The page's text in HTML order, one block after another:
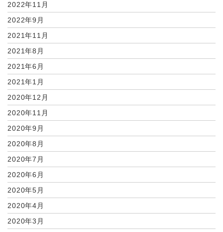
2022年11月
2022年9月
2021年11月
2021年8月
2021年6月
2021年1月
2020年12月
2020年11月
2020年9月
2020年8月
2020年7月
2020年6月
2020年5月
2020年4月
2020年3月